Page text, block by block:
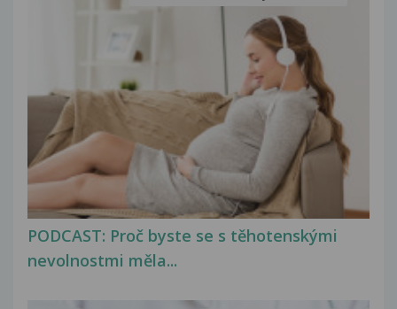
PODCAST: Proč byste se s těhotenskými
nevolnostmi měla...